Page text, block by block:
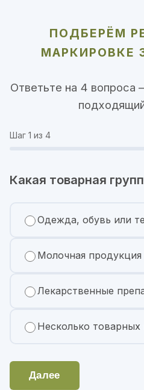
ПОДБЕРЁМ
МАРКИРОВКЕ
Ответьте на 4
Шаг 1 из 4
Какая товарная
Одежда, обувь или
Молочная
Лекарственные
Несколько товарных
Далее